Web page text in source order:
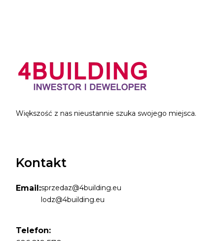
Większość z nas nieustannie szuka swojego miejsca.
Kontakt
Email:sprzedaz@4building.eu
lodz@4building.eu
Telefon: